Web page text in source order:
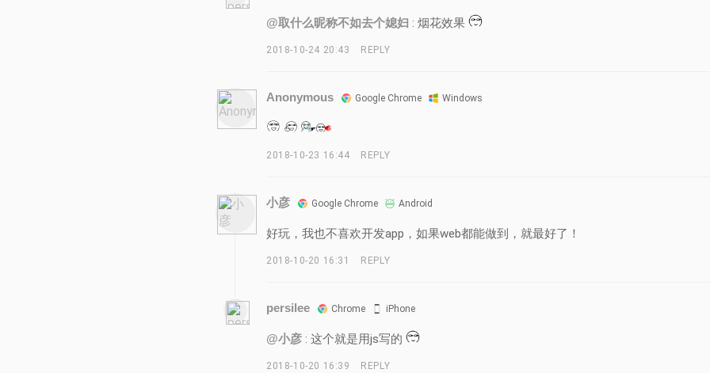
@取什么昵称不如去个媳妇 : 烟花效果
2018-10-24 20:43 REPLY
Anonymous Google Chrome Windows
2018-10-23 16:44 REPLY
小彦 Google Chrome Android
好玩，我也不喜欢开发app，如果web都能做到，就最好了！
2018-10-20 16:31 REPLY
persilee Chrome iPhone
@小彦 : 这个就是用js写的
2018-10-20 16:39 REPLY